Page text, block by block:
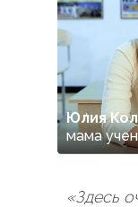
Юлия
мама
«Здесь